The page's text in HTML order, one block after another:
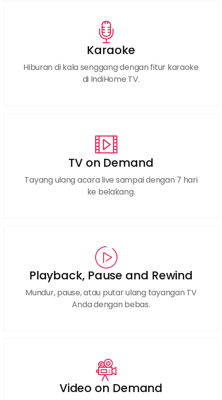
Karaoke
Hiburan di kala senggang dengan fitur karaoke
di IndiHome TV.
TV on Demand
Tayang ulang acara live sampai dengan 7 hari
ke belakang.
Playback, Pause and Rewind
Mundur, pause, atau putar ulang tayangan TV
Anda dengan bebas.
Video on Demand